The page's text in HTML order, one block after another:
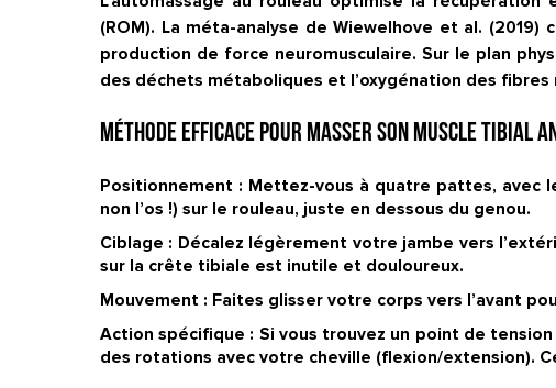
(ROM). La méta-analyse de Wiewelhove et al.
production de force neuromusculaire. Sur le plan
des déchets métaboliques et l’oxygénation des fibres
Méthode efficace pour masser son muscle tibial
Positionnement : Mettez-vous à quatre pattes, avec
non l’os !) sur le rouleau, juste en dessous du genou.
Ciblage : Décalez légèrement votre jambe vers
sur la crête tibiale est inutile et douloureux.
Mouvement : Faites glisser votre corps vers l’avant
Action spécifique : Si vous trouvez un point de tension
des rotations avec votre cheville (flexion/extension).